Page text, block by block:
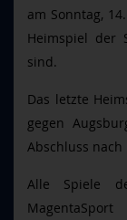
am Sonntag,
Heimspiel der
sind.
Das letzte
gegen
Abschluss
Alle Spiele